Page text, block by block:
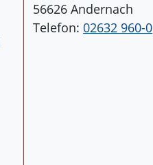
56626 Andernach
Telefon:02632 960-0